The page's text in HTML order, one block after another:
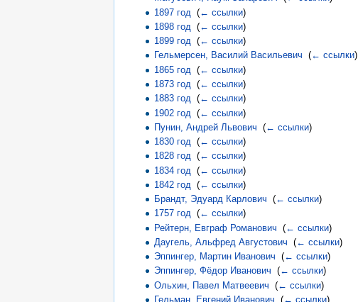
1897 год (← ссылки)
1898 год (← ссылки)
1899 год‎ (← ссылки)
Гельмерсен, Василий Васильевич (← ссылки)
1865 год (← ссылки)
1873 год‎ (← ссылки)
1883 год‎ (← ссылки)
1902 год (← ссылки)
Пунин, Андрей Львович (← ссылки)
1830 год‎ (← ссылки)
1828 год‎ (← ссылки)
1834 год (← ссылки)
1842 год (← ссылки)
Брандт, Эдуард Карлович (← ссылки)
1757 год‎ (← ссылки)
Рейтерн, Евграф Романович (← ссылки)
Даугель, Альфред Августович (← ссылки)
Эппингер, Мартин Иванович (← ссылки)
Эппингер, Фёдор Иванович (← ссылки)
Ольхин, Павел Матвеевич (← ссылки)
Гельман, Евгений Иванович (← ссылки)